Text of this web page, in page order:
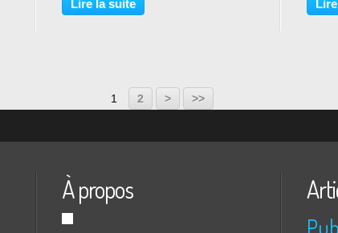
la galerie RX vient amplifier le
Lire la suite
1 2 > >>
À propos